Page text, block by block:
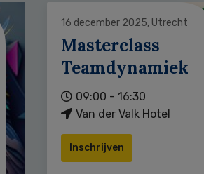
16 december 2025, Utrecht
Masterclass
Teamdynamiek
09:00 - 16:30
Van der Valk Hotel
Inschrijven